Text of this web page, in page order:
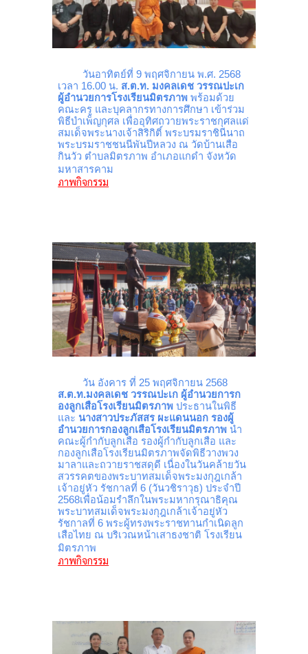
วันอาทิตย์ที่ 9 พฤศจิกายน พ.ศ. 2568
เวลา 16.00 น. ส.ต.ท. มงคลเดช วรรณปะเก
ผู้อำนวยการโรงเรียนมิตรภาพพร้อมด้วย
คณะครู และบุคลากรทางการศึกษา เข้าร่วม
พิธีบำเพ็ญกุศล เพื่ออุทิศถวายพระราชกุศลแด่
สมเด็จพระนางเจ้าสิริกิติ์ พระบรมราชินีนาถ
พระบรมราชชนนีพันปีหลวง ณ วัดบ้านเสือ
กินวัว ตำบลมิตรภาพ อำเภอแกดำ จังหวัด
มหาสารคาม
ภาพกิจกรรม
วัน อังคาร ที่ 25 พฤศจิกายน 2568
ส.ต.ท.มงคลเดช วรรณปะเก ผู้อำนวยการก
องลูกเสือโรงเรียนมิตรภาพ ประธานในพิธี
และ นางสาวประภัสสร ผะแดนนอก รองผู้
อำนวยการกองลูกเสือโรงเรียนมิตรภาพนำ
คณะผู้กำกับลูกเสือ รองผู้กำกับลูกเสือ และ
กองลูกเสือโรงเรียนมิตรภาพจัดพิธีวางพวง
มาลาและถวายราชสดุดี เนื่องในวันคล้ายวัน
สวรรคตของพระบาทสมเด็จพระมงกุฎเกล้า
เจ้าอยู่หัว รัชกาลที่ 6 (วันวชิราวุธ) ประจำปี
2568เพื่อน้อมรำลึกในพระมหากรุณาธิคุณ
พระบาทสมเด็จพระมงกุฎเกล้าเจ้าอยู่หัว
รัชกาลที่ 6 พระผู้ทรงพระราชทานกำเนิดลูก
เสือไทย ณ บริเวณหน้าเสาธงชาติ โรงเรียน
มิตรภาพ
ภาพกิจกรรม